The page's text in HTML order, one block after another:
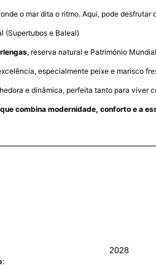
o mar dita o ritmo. Aqui, pode
(Supertubos e Baleal)
, reserva natural e Património
especialmente peixe e marisco
e dinâmica, perfeita tanto para viver
combina modernidade, conforto e a
2028